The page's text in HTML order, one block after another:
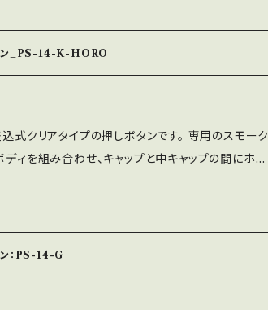
に取付ができますが、ネジ式ほどしっかりと固定す
る訳ではありません。
ン_PS-14-K-HORO
式クリアタイプの押しボタンです。 専用のスモーク
ディを組み合わせ、キャップと中キャップの間にホロ
の間にホログラムシールを挟み込んでいます（シー
AU ※差込式ですので簡単に取付ができますが、ネ
：PS-14-G